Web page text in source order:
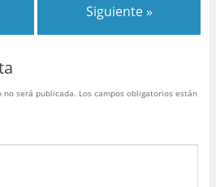
p tir
Siguiente »
no será publicada. Los campos obligatorios están